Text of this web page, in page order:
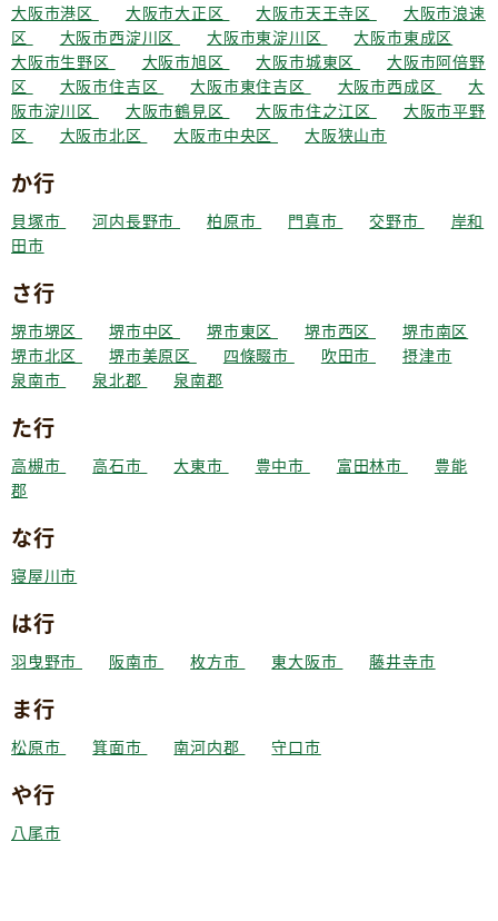
大阪市港区
大阪市大正区 大阪市天王寺区
大阪市浪速
区
大阪市西淀川区 大阪市東淀川区
大阪市東成区
大阪市生野区
大阪市旭区 大阪市城東区
大阪市阿倍野
区
大阪市住吉区 大阪市東住吉区 大阪市西成区
大
阪市淀川区
大阪市鶴見区 大阪市住之江区
大阪市平野
区
大阪市北区 大阪市中央区 大阪狭山市
か行
貝塚市 河内長野市 柏原市 門真市 交野市
岸和
田市
さ行
堺市堺区 堺市中区 堺市東区 堺市西区
堺市南区
堺市北区
堺市美原区 四條畷市 吹田市
摂津市
泉南市
泉北郡 泉南郡
た行
高槻市 高石市 大東市 豊中市 富田林市
豊能
郡
な行
寝屋川市
は行
羽曳野市 阪南市 枚方市 東大阪市 藤井寺市
ま行
松原市 箕面市 南河内郡 守口市
や行
八尾市